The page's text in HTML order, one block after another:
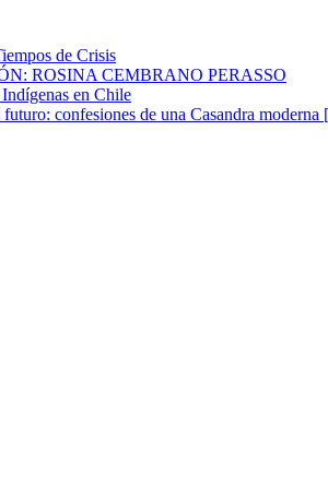
de Crisis
ROSINA CEMBRANO PERASSO
en Chile
confesiones de una Casandra moderna